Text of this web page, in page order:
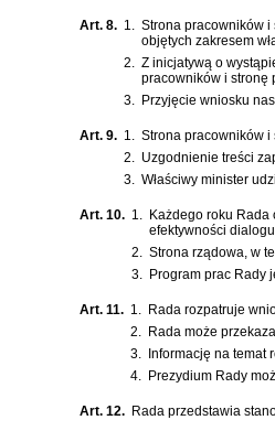
Art. 8. 1. Strona pracowników
objętych zakresem
2. Z inicjatywą o
pracowników i stronę
3. Przyjęcie wniosku
Art. 9. 1. Strona pracowników i
2. Uzgodnienie treści
3. Właściwy minister
Art. 10. 1. Każdego roku
efektywności
2. Strona rządowa, w
3. Program prac Rady
Art. 11. 1. Rada rozpatruje
2. Rada może
3.
Informację na temat
4. Prezydium Rady
Art. 12. Rada przedstawia